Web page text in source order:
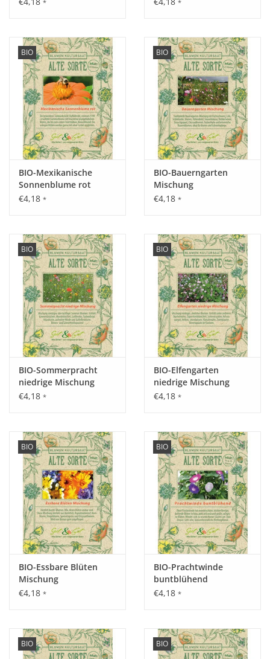
Aussaat:
März – Mai vorziehen, ab April in Töpfe umpflanzen, oder von
Mai - Anfang Juni auspflanzen.
Keimung:
Optimal sind 16 - 20 Grad Bodentemperatur.
Saattiefe: 0,5 - 1 cm.
Standort:
Vollsonnig, sandig-humose Böden, Staunässe vermeiden.
Ernte / Blüte:
Juli - Oktober.
Verwendung:
Sehr dankbare Schnitt- und Trockenblume.
Tipp:
Die Blüten halten sich in der Vase bis zu 2 Wochen, wenn sie
voll geöffnet geschnitten werden. Für Schnittzwecke warten,
bis Blütenstiel ausreichend ausgehärtet ist.
Inhalt:
0,5 g
* *
BIO
BIO-Mexikanische
Sonnenblume rot
€4,18 *
BIO
BIO-Bauerngarten
Mischung
€4,18 *
BIO
BIO-Sommerpracht
niedrige Mischung
€4,18 *
BIO
BIO-Elfengarten
niedrige Mischung
€4,18 *
BIO
BIO-Essbare Blüten
Mischung
€4,18 *
BIO
BIO-Prachtwinde
buntblühend
€4,18 *
BIO BIO